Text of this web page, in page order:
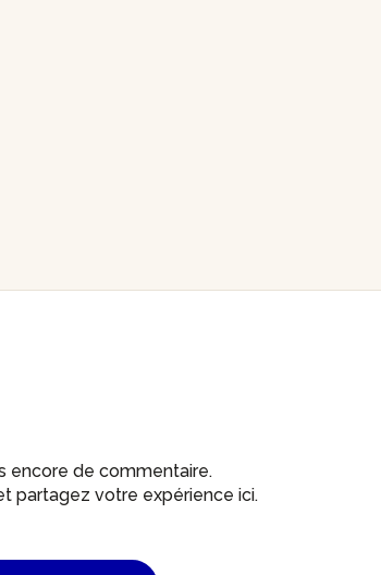
encore de commentaire.
partagez votre expérience ici.